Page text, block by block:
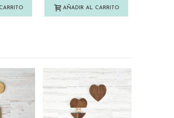
AÑADIR AL CARRITO